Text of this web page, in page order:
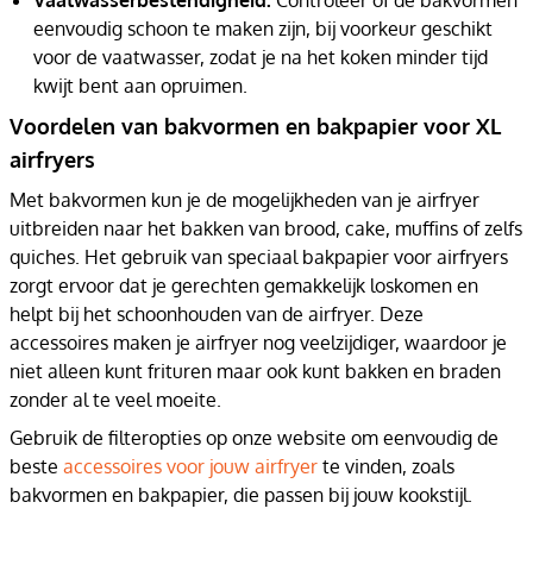
eenvoudig schoon te maken zijn, bij voorkeur geschikt
voor de vaatwasser, zodat je na het koken minder tijd
kwijt bent aan opruimen.
Voordelen van bakvormen en bakpapier voor XL
airfryers
Met bakvormen kun je de mogelijkheden van je airfryer
uitbreiden naar het bakken van brood, cake, muffins of zelfs
quiches. Het gebruik van speciaal bakpapier voor airfryers
zorgt ervoor dat je gerechten gemakkelijk loskomen en
helpt bij het schoonhouden van de airfryer. Deze
accessoires maken je airfryer nog veelzijdiger, waardoor je
niet alleen kunt frituren maar ook kunt bakken en braden
zonder al te veel moeite.
Gebruik de filteropties op onze website om eenvoudig de
beste accessoires voor jouw airfryer te vinden, zoals
bakvormen en bakpapier, die passen bij jouw kookstijl.